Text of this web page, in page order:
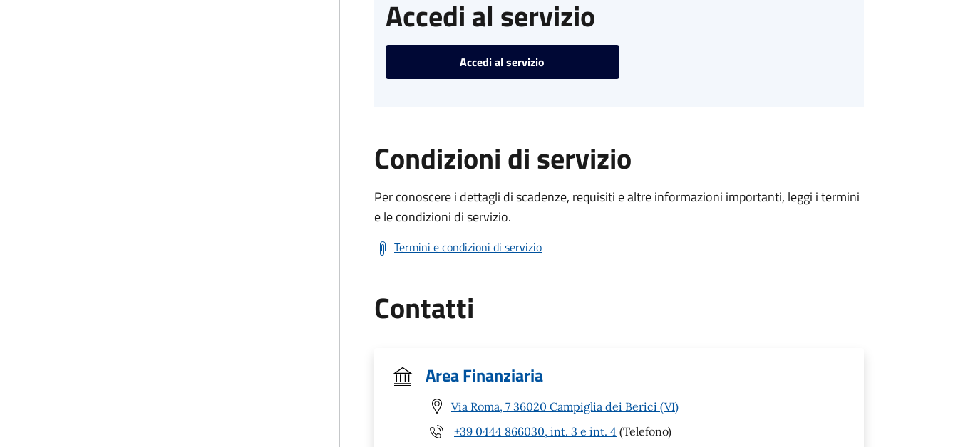
Accedi al servizio
Accedi al servizio
Condizioni di servizio
Per conoscere i dettagli di scadenze, requisiti e altre informazioni importanti, leggi i termini
e le condizioni di servizio.
Termini e condizioni di servizio
Contatti
Area Finanziaria
Via Roma, 7 36020 Campiglia dei Berici (VI)
+39 0444 866030, int. 3 e int. 4 (Telefono)